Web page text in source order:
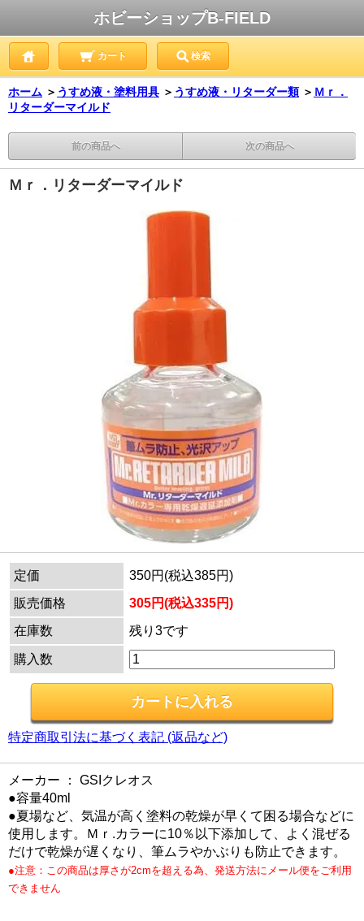
ホビーショップB-FIELD
カート 検索
ホーム ＞ うすめ液・塗料用具 ＞ うすめ液・リターダー類 ＞ Ｍｒ．
リターダーマイルド
前の商品へ 次の商品へ
Ｍｒ．リターダーマイルド
定価
350円(税込385円)
販売価格
305円(税込335円)
在庫数
残り3です
購入数
特定商取引法に基づく表記 (返品など)
メーカー ： GSIクレオス
●容量40ml
●夏場など、気温が高く塗料の乾燥が早くて困る場合などに
使用します。Ｍｒ.カラーに10％以下添加して、よく混ぜる
だけで乾燥が遅くなり、筆ムラやかぶりも防止できます。
●注意：この商品は厚さが2cmを超える為、発送方法にメール便をご利用
できません